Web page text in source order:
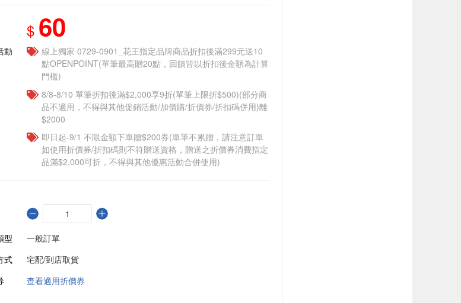
$ 60
動
線上獨家 0729-0901_花王指定品牌商品折扣後滿299元送10
點OPENPOINT(單筆最高贈20點，回饋皆以折扣後金額為計算
門檻)
8/8-8/10 單筆折扣後滿$2,000享9折(單筆上限折$500)(部分商
品不適用，不得與其他促銷活動/加價購/折價券/折扣碼併用)離
$2000
即日起-9/1 不限金額下單贈$200券(單筆不累贈，請注意訂單
如使用折價券/折扣碼則不符贈送資格，贈送之折價券消費指定
品滿$2,000可折，不得與其他優惠活動合併使用)
型
一般訂單
式
宅配/到店取貨
查看適用折價券